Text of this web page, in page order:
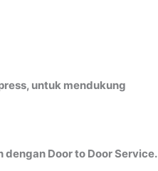
untuk mendukung
Door to Door Service.